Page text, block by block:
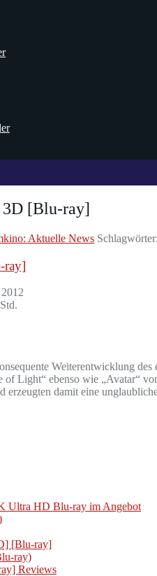
[Blu-ray]
Aktuelle News Schlagwörter:
ray]
Weiterentwicklung
of Light“ ebenso wie „Avatar“
erzeugten damit eine
Ultra HD Blu-ray im Angebot
[Blu-ray]
ray)
Reviews